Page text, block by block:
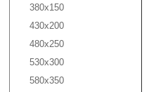
380x150
430x200
480x250
530x300
580x350